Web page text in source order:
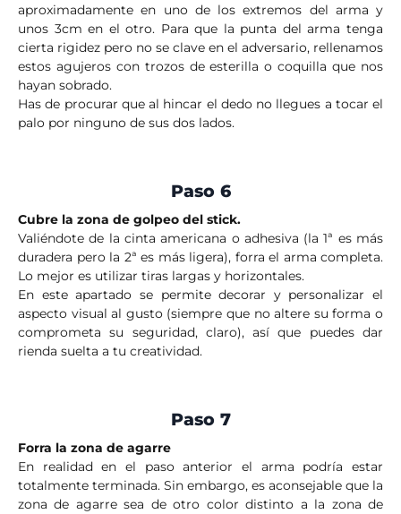
aproximadamente en uno de los extremos del arma y
unos 3cm en el otro. Para que la punta del arma tenga
cierta rigidez pero no se clave en el adversario, rellenamos
estos agujeros con trozos de esterilla o coquilla que nos
hayan sobrado.
Has de procurar que al hincar el dedo no llegues a tocar el
palo por ninguno de sus dos lados.
Paso 6
Cubre la zona de golpeo del stick.
Valiéndote de la cinta americana o adhesiva (la 1ª es más
duradera pero la 2ª es más ligera), forra el arma completa.
Lo mejor es utilizar tiras largas y horizontales.
En este apartado se permite decorar y personalizar el
aspecto visual al gusto (siempre que no altere su forma o
comprometa su seguridad, claro), así que puedes dar
rienda suelta a tu creatividad.
Paso 7
Forra la zona de agarre
En realidad en el paso anterior el arma podría estar
totalmente terminada. Sin embargo, es aconsejable que la
zona de agarre sea de otro color distinto a la zona de